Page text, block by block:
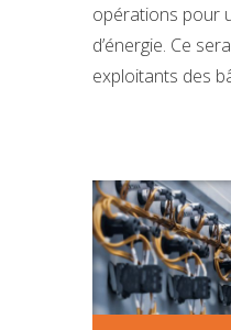
opérations pour
d’énergie. Ce
exploitants des